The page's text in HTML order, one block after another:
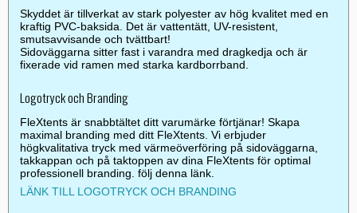
Skyddet är tillverkat av stark polyester av hög kvalitet med en
kraftig PVC-baksida. Det är vattentätt, UV-resistent,
smutsavvisande och tvättbart!
Sidoväggarna sitter fast i varandra med dragkedja och är
fixerade vid ramen med starka kardborrband.
Logotryck och Branding
FleXtents är snabbtältet ditt varumärke förtjänar! Skapa
maximal branding med ditt FleXtents. Vi erbjuder
högkvalitativa tryck med värmeöverföring på sidoväggarna,
takkappan och på taktoppen av dina FleXtents för optimal
professionell branding. följ denna länk.
LÄNK TILL LOGOTRYCK OCH BRANDING